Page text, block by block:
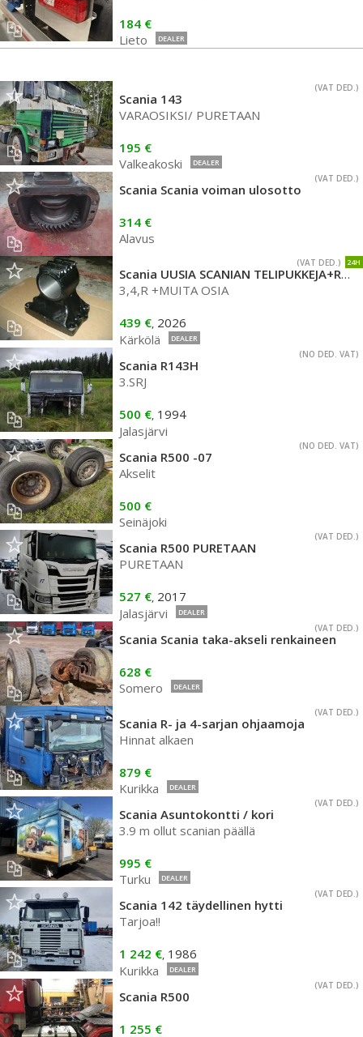
184 €
Lieto
DEALER
(VAT DED.)
Scania 143
VARAOSIKSI/ PURETAAN
195 €
Valkeakoski
DEALER
(VAT DED.)
Scania Scania voiman ulosotto
314 €
Alavus
24H
(VAT DED.)
Scania UUSIA SCANIAN TELIPUKKEJA+RUNKOPALKKISARJOJA
3,4,R +MUITA OSIA
439 €, 2026
Kärkölä
DEALER
(NO DED. VAT)
Scania R143H
3.SRJ
500 €, 1994
Jalasjärvi
(NO DED. VAT)
Scania R500 -07
Akselit
500 €
Seinäjoki
(VAT DED.)
Scania R500 PURETAAN
PURETAAN
527 €, 2017
Jalasjärvi
DEALER
(VAT DED.)
Scania Scania taka-akseli renkaineen
628 €
Somero
DEALER
(VAT DED.)
Scania R- ja 4-sarjan ohjaamoja
Hinnat alkaen
879 €
Kurikka
DEALER
(VAT DED.)
Scania Asuntokontti / kori
3.9 m ollut scanian päällä
995 €
Turku
DEALER
(VAT DED.)
Scania 142 täydellinen hytti
Tarjoa!!
1 242 €, 1986
Kurikka
DEALER
(VAT DED.)
Scania R500
1 255 €